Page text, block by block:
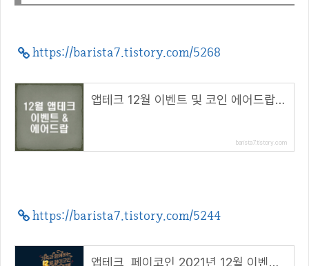
https://barista7.tistory.com/5268
앱테크 12월 이벤트 및 코인 에어드랍 정리
barista7.tistory.com
https://barista7.tistory.com/5244
앱테크, 페이코인 2021년 12월 이벤트 총정리!( 리워드 코드 : 45EBYTB )